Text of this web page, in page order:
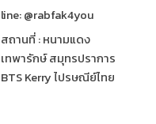
line: @rabfak4you
สถานที่ : หนามแดง
เทพารักษ์ สมุทรปราการ
BTS Kerry ไปรษณีย์ไทย